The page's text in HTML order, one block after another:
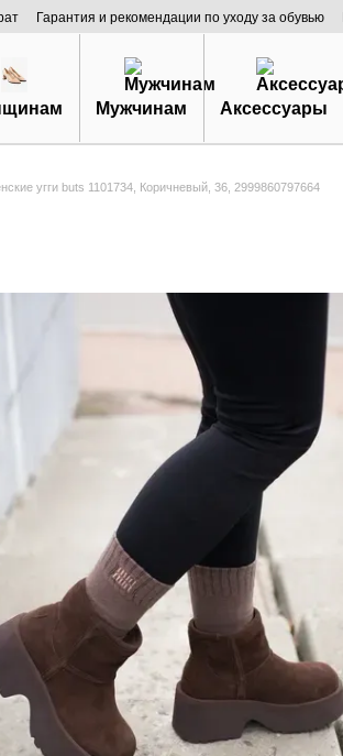
Гарантия и рекомендации по уходу за обувью
Мужчинам Аксессуары
угги buts 1101734, Коричневый, 36, 2999860797664